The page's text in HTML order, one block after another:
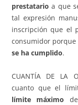
prestatario a que
tal expresión
inscripción que el
consumidor porque
se ha cumplido.
CUANTÍA DE LA
cuanto que el
límite máximo